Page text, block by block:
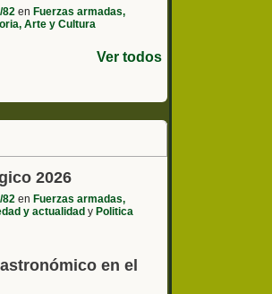
82 en Fuerzas armadas,
Arte y Cultura
Ver todos
2026
82 en Fuerzas armadas,
y actualidad y Politica
en el